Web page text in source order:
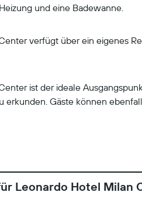
und eine Badewanne.
verfügt über ein eigenes
ist der ideale
erkunden. Gäste können
Leonardo Hotel Milan